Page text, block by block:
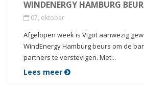
WINDENERGY HAMBURG
07, oktober
Afgelopen week is Vigot aanwezig
WindEnergy Hamburg beurs om de
partners te verstevigen. Met...
Lees meer